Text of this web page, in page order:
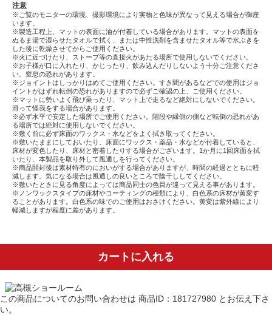
注意
※ご覧のモニターの環境、撮影環境により実物と色味が異なって見える場合が御座
います。
※製造工程上、マットの表面に油が付着している場合があります。マットの表面を
ぬるま湯で湿らせたタオルで拭く、または中性洗剤を含ませたタオル等で水ぶきを
した後に乾燥させてからご使用ください。
※火に近づけたり、ストーブ等の直接火があたる場所で使用しないでください。
※お子様が口に入れたり、かじったり、飲み込んだりしないよう十分ご注意くださ
い。窒息の恐れがあります。
※ジョイントはしっかりはめてご使用ください。すき間があるなどでの使用はジョ
イントがはずれ転倒の恐れがありますので必ずご確認の上、ご使用ください。
※マットに勢いよく飛び乗ったり、マット上で走るなど絶対にしないでください。
滑って怪我をする場合があります。
※必ず水平で安定した場所でご使用ください。階段や縁側の側など転倒の恐れがあ
る場所では絶対に使用しないでください。
※敷く前に必ず床面のワックス・水などをよく拭き取ってください。
※敷いたままにしておいたり、床面にワックス・薬品・水などが付着していると、
床材が変色したり、床材と密着したりする場合がございます。1か月に1回床面を拭
いたり、本製品を取り外して風通しを行ってください。
※商品開封後は素材特有のにおいがする場合がありますが、時間の経過とともに軽
減します。気になる場合は風通しの良いところで陰干ししてください。
※敷いたときに見る角度によっては商品同士の色目が違って見える事があります。
※ノンワックスタイプの床材やコーティングの種類により、白色系の床材が黄変す
ることがあります。白色系の味でのご使用はおさけください。黄変は紫外線により
軽減しますが程度に差があります。
カートに入れる
この商品についてのお問い合わせは 商品ID：181727980 とお伝え下さ
い。